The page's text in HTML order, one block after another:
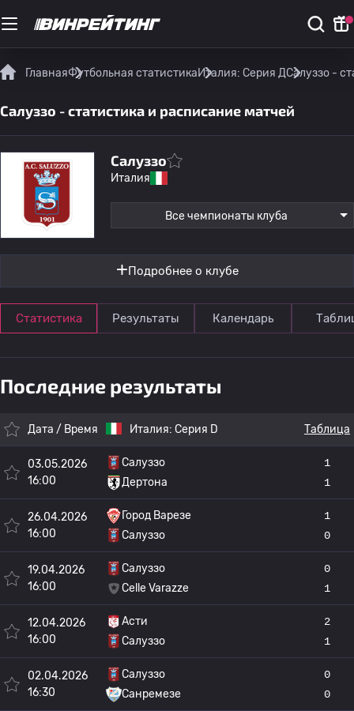
ГлавнаяФутбольная статистикаИталия: Серия ДСалуззо -
Салуззо - статистика и расписание матчей
Салуззо
Италия
Все чемпионаты клуба
Подробнее о клубе
Статистика Результаты Календарь
Последние результаты
Дата / Время Италия: Серия D Таблица
03.05.2026
16:00
Салуззо
Дертона
1
1
26.04.2026
16:00
Город Варезе
Салуззо
1
0
19.04.2026
16:00
Салуззо
Celle Varazze
0
1
12.04.2026
16:00
Асти
Салуззо
2
1
02.04.2026
16:30
Салуззо
Санремезе
0
0